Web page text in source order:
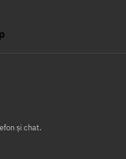
și chat.